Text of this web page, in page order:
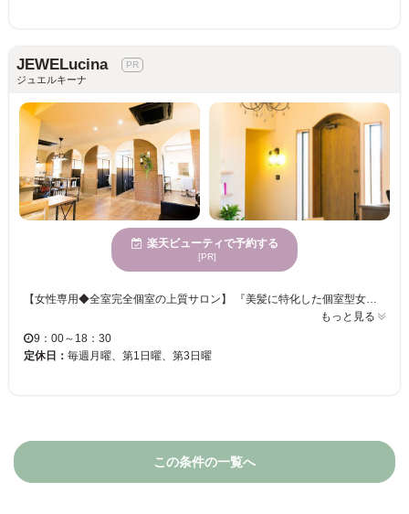
JEWELucina
ジュエルキーナ
楽天ビューティで予約する
[PR]
もっと見る
9：00～18：30
定休日： 毎週月曜、第1日曜、第3日曜
この条件の一覧へ